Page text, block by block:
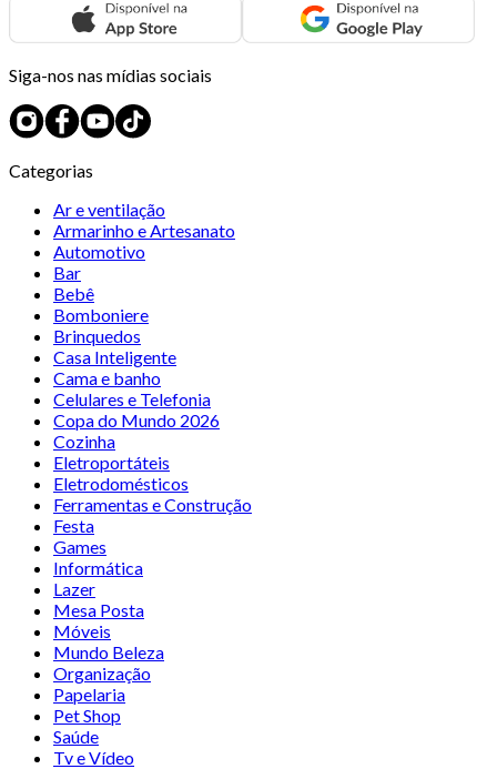
Siga-nos nas mídias sociais
Categorias
Ar e ventilação
Armarinho e Artesanato
Automotivo
Bar
Bebê
Bomboniere
Brinquedos
Casa Inteligente
Cama e banho
Celulares e Telefonia
Copa do Mundo 2026
Cozinha
Eletroportáteis
Eletrodomésticos
Ferramentas e Construção
Festa
Games
Informática
Lazer
Mesa Posta
Móveis
Mundo Beleza
Organização
Papelaria
Pet Shop
Saúde
Tv e Vídeo